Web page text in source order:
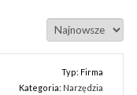
Typ: Firma
Kategoria: Narzędzia